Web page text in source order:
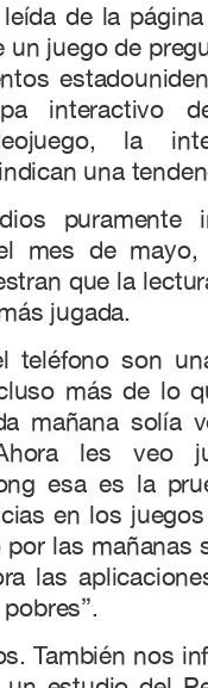
de la
un juego de
interactivo
la
una
puramente
mes de
que la
jugada.
teléfono son
más de lo
mañana solía
les veo
esa es la
en los
las mañanas
las
También nos